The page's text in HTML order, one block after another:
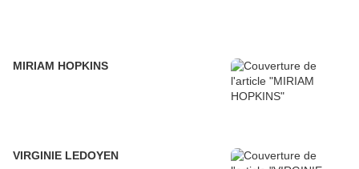
MIRIAM HOPKINS
VIRGINIE LEDOYEN